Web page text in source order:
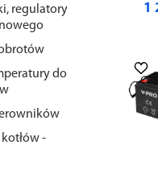
1
regulatory
do
-